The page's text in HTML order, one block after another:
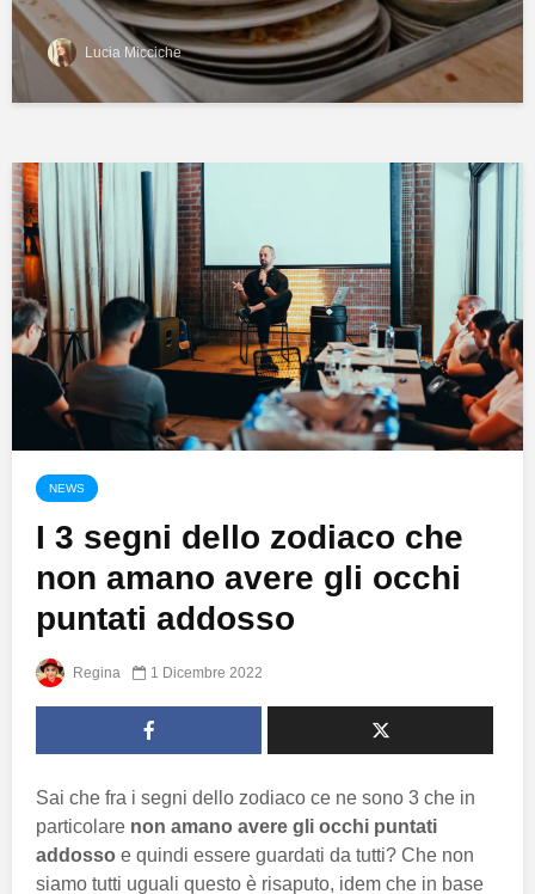
Lucia Micciche
NEWS
I 3 segni dello zodiaco che
non amano avere gli occhi
puntati addosso
Regina 1 Dicembre 2022
Sai che fra i segni dello zodiaco ce ne sono 3 che in
particolare non amano avere gli occhi puntati
addosso e quindi essere guardati da tutti? Che non
siamo tutti uguali questo è risaputo, idem che in base